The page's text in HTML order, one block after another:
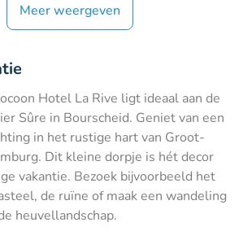
Meer weergeven
Hotel La Rive ligt ideaal aan de
Sûre in Bourscheid. Geniet van een
in het rustige hart van Groot-
Dit kleine dorpje is hét decor
vakantie. Bezoek bijvoorbeeld het
de ruïne of maak een wandeling
heuvellandschap.